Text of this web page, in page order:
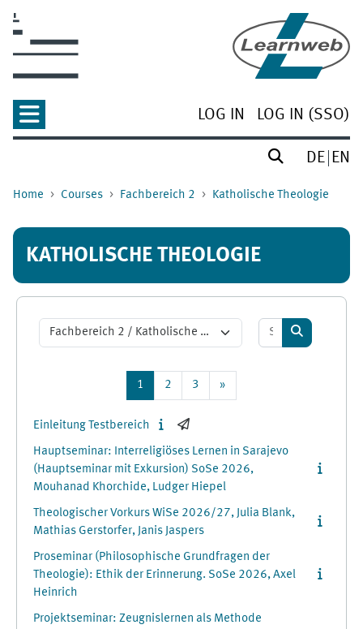
LOG IN LOG IN (SSO)
DE EN
Home Courses Fachbereich 2 Katholische Theologie
KATHOLISCHE THEOLOGIE
Course categories
Search courses
Search
1 Page 1
2 Page 2
3 Page 3
»
Einleitung Testbereich
Hauptseminar: Interreligiöses Lernen in Sarajevo
(Hauptseminar mit Exkursion) SoSe 2026,
Mouhanad Khorchide, Ludger Hiepel
Theologischer Vorkurs WiSe 2026/27, Julia Blank,
Mathias Gerstorfer, Janis Jaspers
Proseminar (Philosophische Grundfragen der
Theologie): Ethik der Erinnerung. SoSe 2026, Axel
Heinrich
Projektseminar: Zeugnislernen als Methode